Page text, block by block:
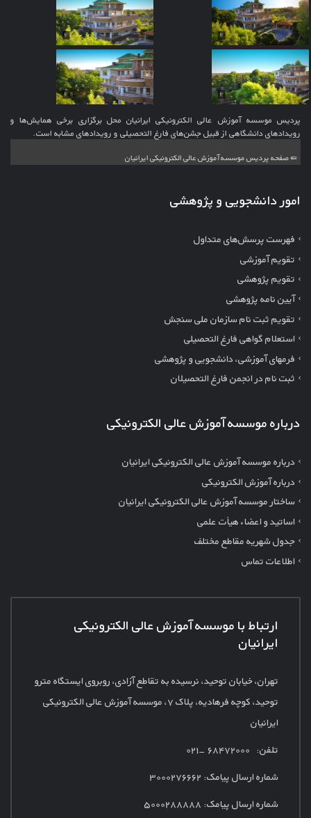
پردیس موسسه آموزش عالی الکترونیکی ایرانیان محل برگزاری برخی همایش‌ها و
رویدادهای دانشگاهی از قبیل جشن‌های فارغ التحصیلی و رویدادهای مشابه است.
⇚ صفحه پردیس موسسه آموزش عالی الکترونیکی ایرانیان
امور دانشجویی و پژوهشی
فهرست پرسش‌های متداول
تقویم آموزشی
تقویم پژوهشی
آیین نامه پژوهشی
تقویم ثبت نام سازمان ملی سنجش
استعلام گواهی فارغ التحصیلی
فرمهای آموزشی، دانشجویی و پژوهشی
ثبت نام در انجمن فارغ التحصیلان
درباره موسسه آموزش عالی الکترونیکی
درباره موسسه آموزش عالی الکترونیکی ایرانیان
درباره آموزش الکترونیکی
ساختار موسسه آموزش عالی الکترونیکی ایرانیان
اساتید و اعضاء هیأت علمی
جدول شهریه مقاطع مختلف
اطلاعات تماس
ارتباط با موسسه آموزش عالی الکترونیکی
ایرانیان
تهران، خیابان توحید، نرسیده به تقاطع آزادی، روبروی ایستگاه مترو
توحید، کوچه فرهادیه، پلاک
۷، موسسه آموزش عالی الکترونیکی
ایرانیان
تلفن: ۶۸۴۷۲۰۰۰ -۰۲۱
شماره ارسال پیامک: ۳۰۰۰۲۷۶۶۶۲
شماره ارسال پیامک: ۵۰۰۰۲۸۸۸۸۸